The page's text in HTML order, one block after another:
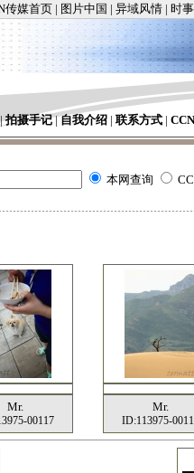
传媒首页 | 图片中国 | 异域风情 | 时
拍摄手记|自我介绍 | 联系方式 |
本网查询
Mr.
00117
Mr.
ID:113975-